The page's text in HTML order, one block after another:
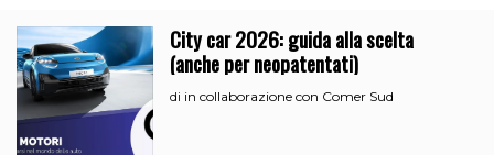
City car 2026: guida alla scelta
(anche per neopatentati)
di in collaborazione con Comer Sud